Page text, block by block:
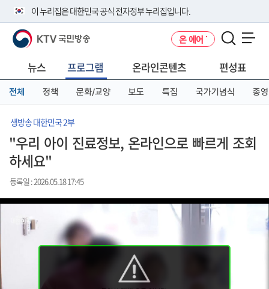
이 누리집은 대한민국 공식 전자정부 누리집입니다.
공식 누리집 주소 확인하기
니다.
이밖에 or.kr 또는 .kr등 다른 도메인 주소를 사용하고 있다면 아래 URL에
서 도메인 주소를 확인해 보세요
KTV 국민방송 온 에어
뉴스 프로그램 온라인콘텐츠 편성표
전체 정책 문화/교양 보도 특집 국가기념식 종영
생방송 대한민국 2부
"우리 아이 진료정보, 온라인으로 빠르게 조회
하세요"
등록일 : 2026.05.18 17:45